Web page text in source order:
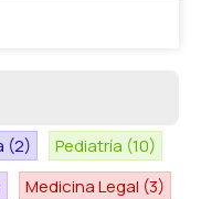
(2) Pediatría (10)
Medicina Legal (3)